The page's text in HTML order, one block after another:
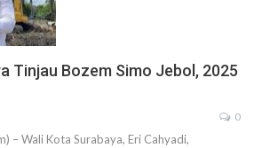
Tinjau Bozem Simo Jebol, 2025
0
– Wali Kota Surabaya, Eri Cahyadi,